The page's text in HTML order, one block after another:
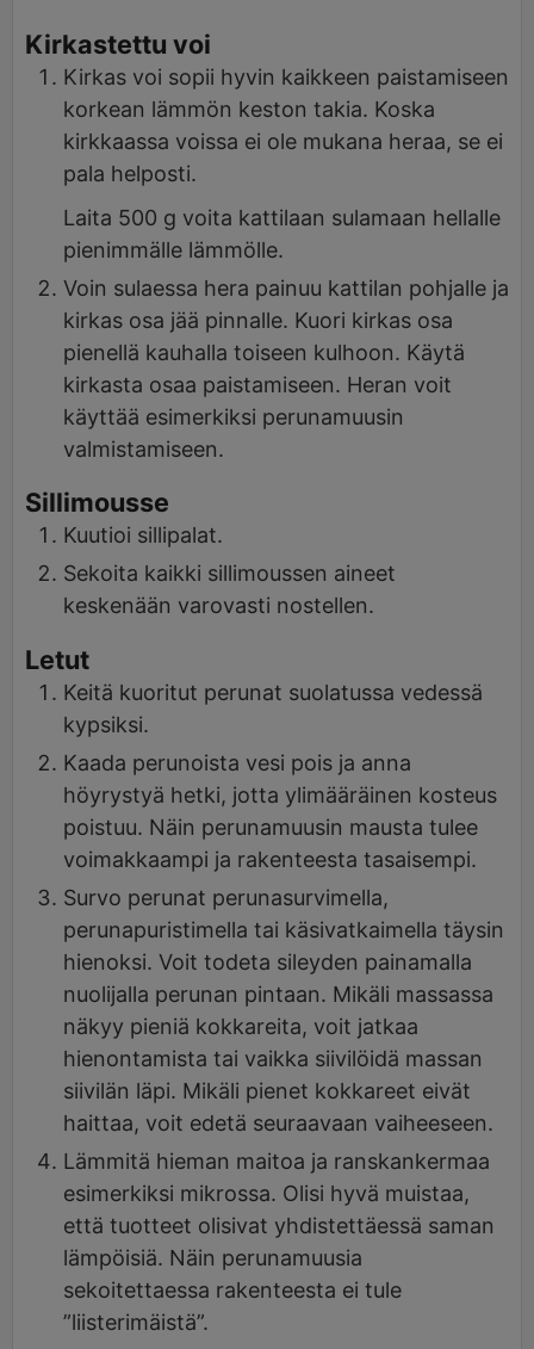
Kirkastettu voi
Kirkas voi sopii hyvin kaikkeen paistamiseen
korkean lämmön keston takia. Koska
kirkkaassa voissa ei ole mukana heraa, se ei
pala helposti.
Laita 500 g voita kattilaan sulamaan hellalle
pienimmälle lämmölle.
Voin sulaessa hera painuu kattilan pohjalle ja
kirkas osa jää pinnalle. Kuori kirkas osa
pienellä kauhalla toiseen kulhoon. Käytä
kirkasta osaa paistamiseen. Heran voit
käyttää esimerkiksi perunamuusin
valmistamiseen.
Sillimousse
Kuutioi sillipalat.
Sekoita kaikki sillimoussen aineet
keskenään varovasti nostellen.
Letut
Keitä kuoritut perunat suolatussa vedessä
kypsiksi.
Kaada perunoista vesi pois ja anna
höyrystyä hetki, jotta ylimääräinen kosteus
poistuu. Näin perunamuusin mausta tulee
voimakkaampi ja rakenteesta tasaisempi.
Survo perunat perunasurvimella,
perunapuristimella tai käsivatkaimella täysin
hienoksi. Voit todeta sileyden painamalla
nuolijalla perunan pintaan. Mikäli massassa
näkyy pieniä kokkareita, voit jatkaa
hienontamista tai vaikka siivilöidä massan
siivilän läpi. Mikäli pienet kokkareet eivät
haittaa, voit edetä seuraavaan vaiheeseen.
Lämmitä hieman maitoa ja ranskankermaa
esimerkiksi mikrossa. Olisi hyvä muistaa,
että tuotteet olisivat yhdistettäessä saman
lämpöisiä. Näin perunamuusia
sekoitettaessa rakenteesta ei tule
”liisterimäistä”.